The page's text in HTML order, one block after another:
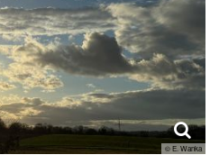
© E. Wanka